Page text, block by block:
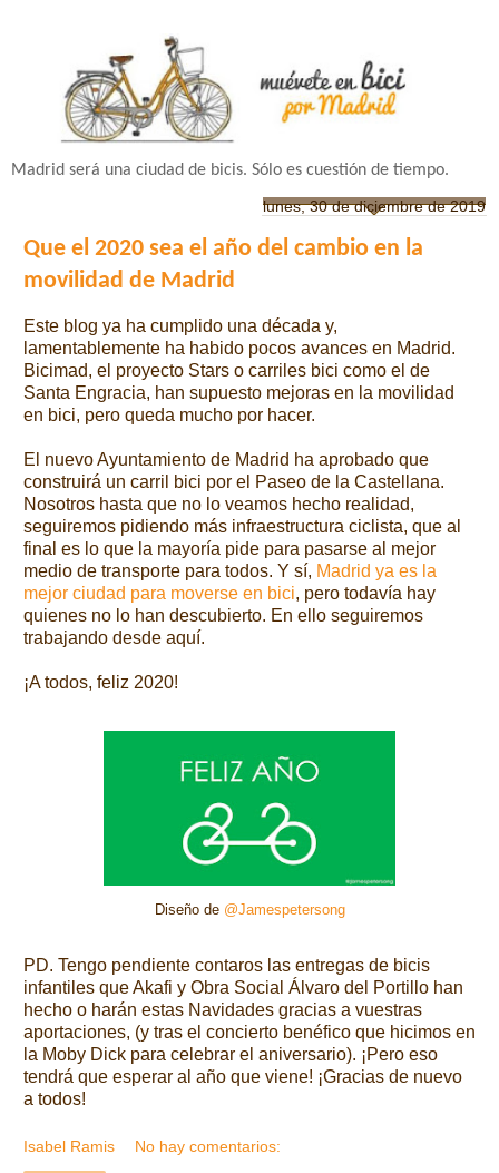
Madrid será una ciudad de bicis. Sólo es cuestión de tiempo.
lunes, 30 de diciembre de 2019
Que el 2020 sea el año del cambio en la
movilidad de Madrid
Este blog ya ha cumplido una década y,
lamentablemente ha habido pocos avances en Madrid.
Bicimad, el proyecto Stars o carriles bici como el de
Santa Engracia, han supuesto mejoras en la movilidad
en bici, pero queda mucho por hacer.
El nuevo Ayuntamiento de Madrid ha aprobado que
construirá un carril bici por el Paseo de la Castellana.
Nosotros hasta que no lo veamos hecho realidad,
seguiremos pidiendo más infraestructura ciclista, que al
final es lo que la mayoría pide para pasarse al mejor
medio de transporte para todos. Y sí, Madrid ya es la
mejor ciudad para moverse en bici, pero todavía hay
quienes no lo han descubierto. En ello seguiremos
trabajando desde aquí.
¡A todos, feliz 2020!
Diseño de @Jamespetersong
PD. Tengo pendiente contaros las entregas de bicis
infantiles que Akafi y Obra Social Álvaro del Portillo han
hecho o harán estas Navidades gracias a vuestras
aportaciones, (y tras el concierto benéfico que hicimos en
la Moby Dick para celebrar el aniversario). ¡Pero eso
tendrá que esperar al año que viene! ¡Gracias de nuevo
a todos!
Isabel Ramis No hay comentarios: